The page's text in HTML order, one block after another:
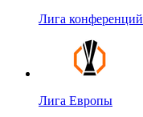
Лига конференций
Лига Европы